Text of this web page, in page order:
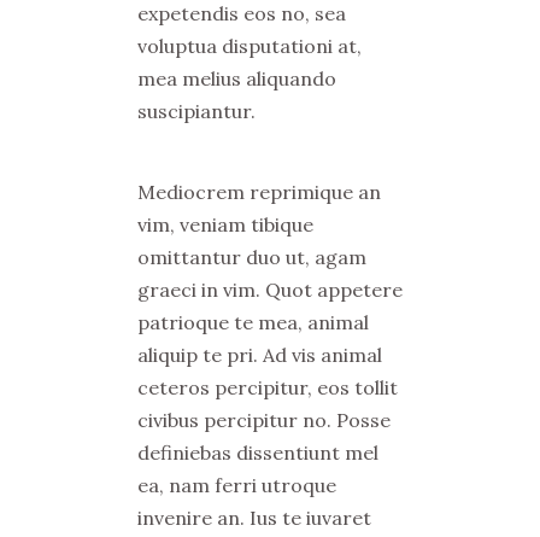
expetendis eos no, sea
voluptua disputationi at,
mea melius aliquando
suscipiantur.
Mediocrem reprimique an
vim, veniam tibique
omittantur duo ut, agam
graeci in vim. Quot appetere
patrioque te mea, animal
aliquip te pri. Ad vis animal
ceteros percipitur, eos tollit
civibus percipitur no. Posse
definiebas dissentiunt mel
ea, nam ferri utroque
invenire an. Ius te iuvaret